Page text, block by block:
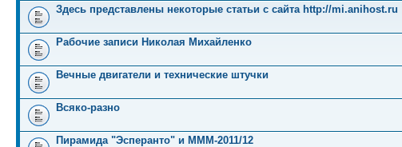
Здесь представлены некоторые статьи с сайта http://mi.anihost.ru
Рабочие записи Николая Михайленко
Вечные двигатели и технические штучки
Всяко-разно
Пирамида "Эсперанто" и MMM-2011/12